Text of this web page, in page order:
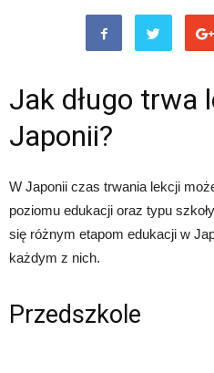
Jak długo trwa
Japonii?
W Japonii czas trwania lekcji
poziomu edukacji oraz typu
się różnym etapom edukacji w
każdym z nich.
Przedszkole